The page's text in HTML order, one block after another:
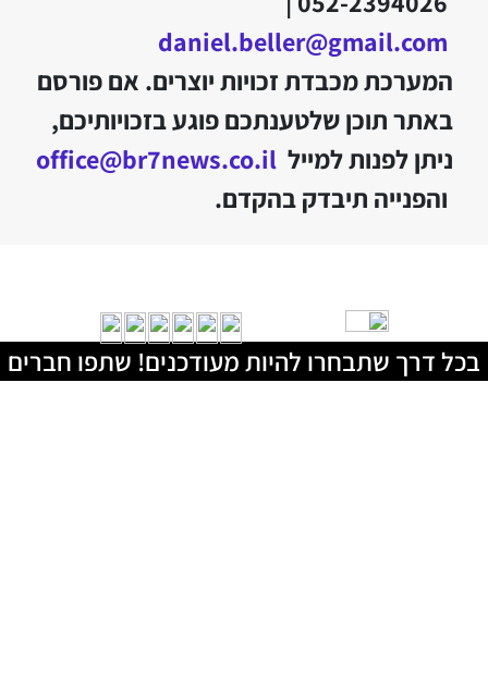
daniel.beller@gmail.com
המערכת מכבדת זכויות יוצרים. אם פורסם
באתר תוכן שלטענתכם פוגע בזכויותיכם,
ניתן לפנות למייל office@br7news.co.il
והפנייה תיבדק בהקדם.
בכל דרך שתבחרו להיות מעודכנים! שתפו חברים